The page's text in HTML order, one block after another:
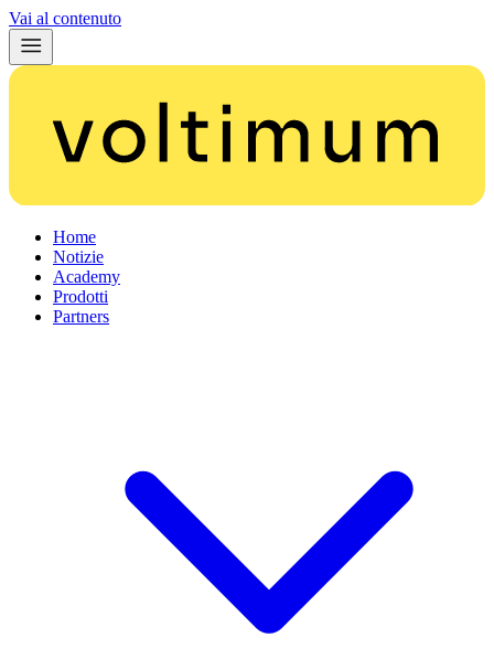
Vai al contenuto
Home
Notizie
Academy
Prodotti
Partners